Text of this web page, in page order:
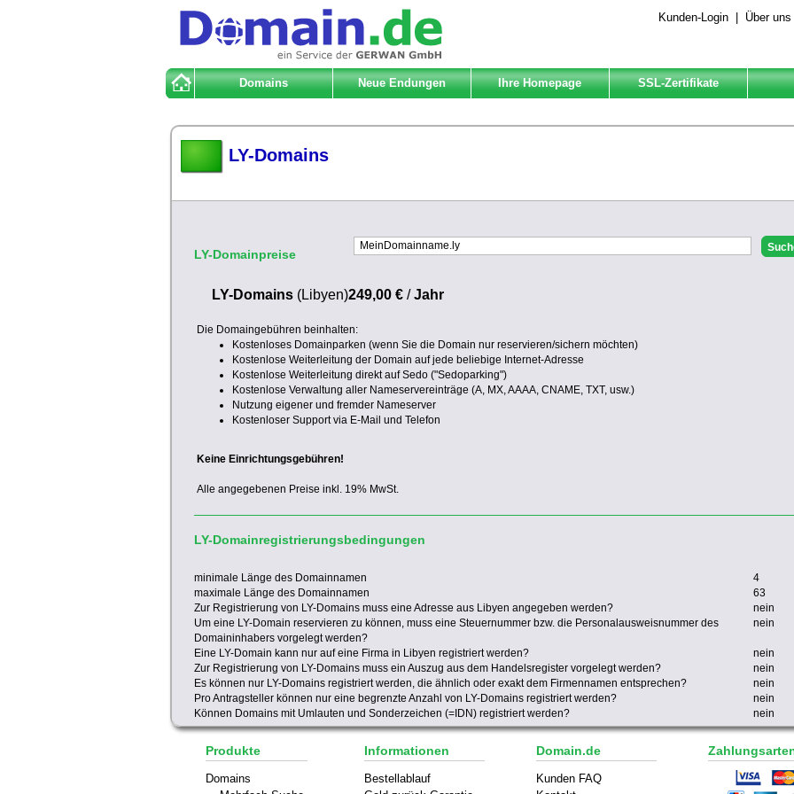
Kunden-Login Über uns
Domains Neue Endungen Ihre Homepage SSL-Zertifikate
LY-Domains
LY-Domainpreise
LY-Domains (Libyen)249,00 € /Jahr
Die Domaingebühren beinhalten:
Kostenloses Domainparken (wenn Sie die Domain nur reservieren/sichern möchten)
Kostenlose Weiterleitung der Domain auf jede beliebige Internet-Adresse
Kostenlose Weiterleitung direkt auf Sedo ("Sedoparking")
Kostenlose Verwaltung aller Nameservereinträge (A, MX, AAAA, CNAME, TXT, usw.)
Nutzung eigener und fremder Nameserver
Kostenloser Support via E-Mail und Telefon
Keine Einrichtungsgebühren!
Alle angegebenen Preise inkl. 19% MwSt.
LY-Domainregistrierungsbedingungen
minimale Länge des Domainnamen
4
maximale Länge des Domainnamen
63
Zur Registrierung von LY-Domains muss eine Adresse aus Libyen angegeben werden?
nein
Um eine LY-Domain reservieren zu können, muss eine Steuernummer bzw. die Personalausweisnummer des
Domaininhabers vorgelegt werden?
nein
Eine LY-Domain kann nur auf eine Firma in Libyen registriert werden?
nein
Zur Registrierung von LY-Domains muss ein Auszug aus dem Handelsregister vorgelegt werden?
nein
Es können nur LY-Domains registriert werden, die ähnlich oder exakt dem Firmennamen entsprechen?
nein
Pro Antragsteller können nur eine begrenzte Anzahl von LY-Domains registriert werden?
nein
Können Domains mit Umlauten und Sonderzeichen (=IDN) registriert werden?
nein
Produkte
Domains
Informationen
Bestellablauf
Domain.de
Kunden FAQ